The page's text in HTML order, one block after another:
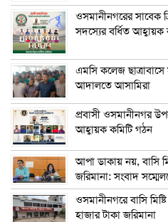
ওসমানীনগরের সাবেক
সদস্যের বর্ধিত আহ্বায়ক
এম‌সি কলেজ
আদালতে আসামিরা
প্রবাসী ওসমানীনগর
আহ্বায়ক কমিটি গঠন
আপা ডাকায় নয়, বাসি
জরিমানা: সংবাদ
ওসমানীনগরে বাসি
হাজার টাকা জরিমানা